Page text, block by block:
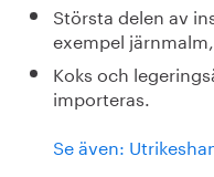
Största delen av
exempel
Koks och
importeras.
Se även: